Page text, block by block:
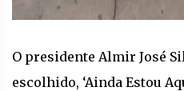
O presidente Almir José
escolhido, ‘Ainda Estou